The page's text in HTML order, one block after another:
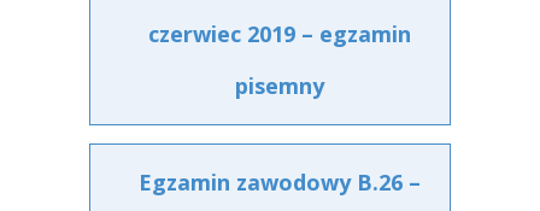
czerwiec 2019 – egzamin
pisemny
Egzamin zawodowy B.26 –